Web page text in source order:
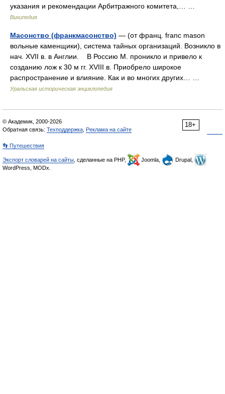
указания и рекомендации Арбитражного комитета,… …
Википедия
Масонство (франкмасонство) — (от франц. franc mason
вольные каменщики), система тайных организаций. Возникло в
нач. XVII в. в Англии. В Россию М. проникло и привело к
созданию лож к 30 м гг. XVIII в. Приобрело широкое
распространение и влияние. Как и во многих других… …
Уральская историческая энциклопедия
18+
© Академик, 2000-2026
Обратная связь: Техподдержка Реклама на сайте
👣 Путешествия
Экспорт словарей на сайты , сделанные на PHP, Joomla,
Drupal,
WordPress, MODx.